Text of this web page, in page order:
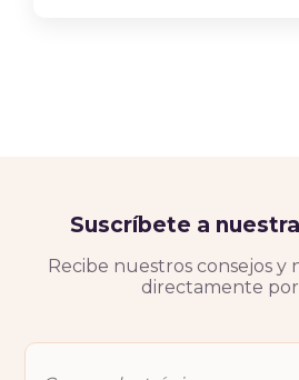
Suscríbete a
Recibe nuestros consejos y
directamente por